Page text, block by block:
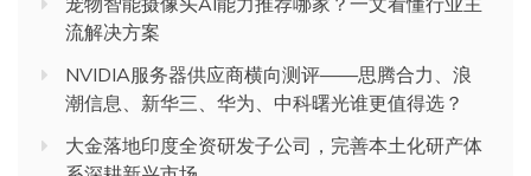
流解决方案
NVIDIA服务器供应商横向测评——思腾合力、浪
潮信息、新华三、华为、中科曙光谁更值得选？
大金落地印度全资研发子公司，完善本土化研产体